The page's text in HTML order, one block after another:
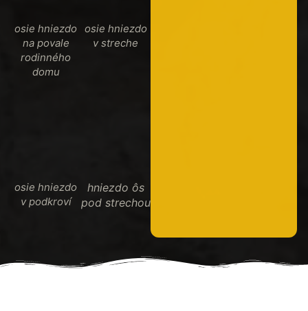
osie hniezdo
na povale
rodinného
domu
osie hniezdo
v streche
osie hniezdo
v podkroví
hniezdo ôs
pod strechou